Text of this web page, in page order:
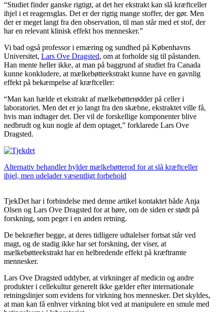
“Studiet finder ganske rigtigt, at det her ekstrakt kan slå kræftceller
ihjel i et reagensglas. Det er der rigtig mange stoffer, der gør. Men
der er meget langt fra den observation, til man står med et stof, der
har en relevant klinisk effekt hos mennesker.”
Vi bad også professor i ernæring og sundhed på Københavns
Universitet, Lars Ove Dragsted, om at forholde sig til påstanden.
Han mente heller ikke, at man på baggrund af studiet fra Canada
kunne konkludere, at mælkebøtteekstrakt kunne have en gavnlig
effekt på bekæmpelse af kræftceller:
“Man kan hælde et ekstrakt af mælkebøtterødder på celler i
laboratoriet. Men det er jo langt fra den skæbne, ekstraktet ville få,
hvis man indtager det. Der vil de forskellige komponenter blive
nedbrudt og kun nogle af dem optaget,” forklarede Lars Ove
Dragsted.
Alternativ behandler hylder mælkebøtterod for at slå kræftceller
ihjel, men udelader væsentligt forbehold
TjekDet har i forbindelse med denne artikel kontaktet både Anja
Olsen og Lars Ove Dragsted for at høre, om de siden er stødt på
forskning, som peger i en anden retning.
De bekræfter begge, at deres tidligere udtalelser fortsat står ved
magt, og de stadig ikke har set forskning, der viser, at
mælkebøtteekstrakt har en helbredende effekt på kræftramte
mennesker.
Lars Ove Dragsted uddyber, at virkninger af medicin og andre
produkter i cellekultur generelt ikke gælder efter internationale
retningslinjer som evidens for virkning hos mennesker. Det skyldes,
at man kan få enhver virkning blot ved at manipulere en smule med